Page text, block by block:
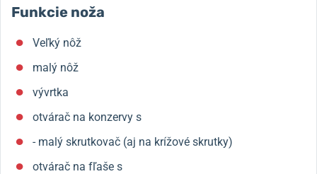
Funkcie noža
Veľký nôž
malý nôž
vývrtka
otvárač na konzervy s
- malý skrutkovač (aj na krížové skrutky)
otvárač na fľaše s